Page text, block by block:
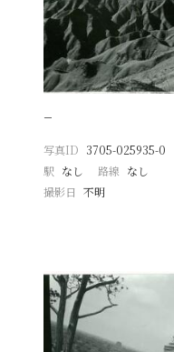
−
写真ID 3705-025935-0
駅 なし 路線 なし
撮影日
不明